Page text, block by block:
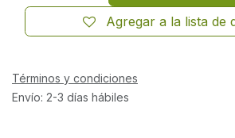
Agregar a la lista de
Términos y condiciones
Envío: 2-3 días hábiles